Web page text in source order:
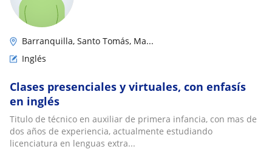
Barranquilla, Santo Tomás, Ma...
Inglés
Clases presenciales y virtuales, con enfasís
en inglés
Titulo de técnico en auxiliar de primera infancia, con mas de
dos años de experiencia, actualmente estudiando
licenciatura en lenguas extra...